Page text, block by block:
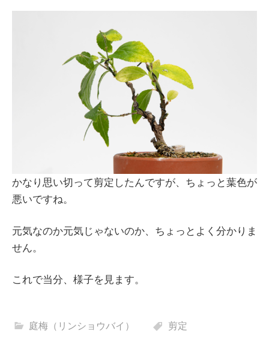
かなり思い切って剪定したんですが、ちょっと葉色が
悪いですね。
元気なのか元気じゃないのか、ちょっとよく分かりま
せん。
これで当分、様子を見ます。
庭梅（リンショウバイ） 剪定